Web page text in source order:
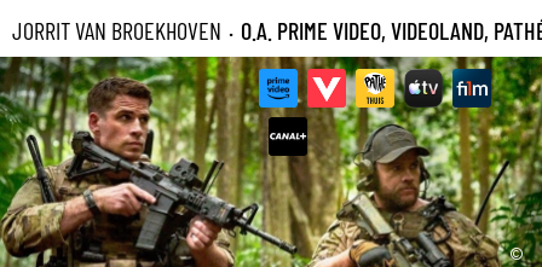
JORRIT VAN BROEKHOVEN · O.A. PRIME VIDEO, VIDEOLAND,
©